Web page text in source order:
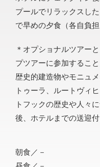
プールでリラックスし
で早めの夕食（各自負
＊オプショナルツアー
プツアーに参加するこ
歴史的建造物やモニュ
トゥーラ、ルートヴィ
トフックの歴史や人々
後、ホテルまでの送迎付
朝食／－